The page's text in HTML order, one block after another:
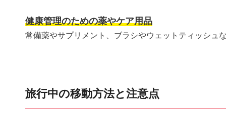
健康管理のための薬やケア用品
常備薬やサプリメント、ブラシやウェットティッシュ
旅行中の移動方法と注意点